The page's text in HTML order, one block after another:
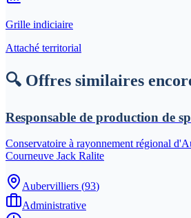
Grille indiciaire
Attaché territorial
🔍 Offres similaires
Responsable de production de
Conservatoire à rayonnement régional
Courneuve Jack Ralite
Aubervilliers (93)
Administrative